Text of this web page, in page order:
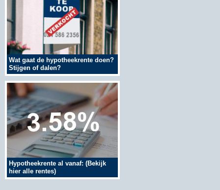
Wat gaat de hypotheekrente doen?
Stijgen of dalen?
Hypotheekrente al vanaf: (Bekijk
hier alle rentes)